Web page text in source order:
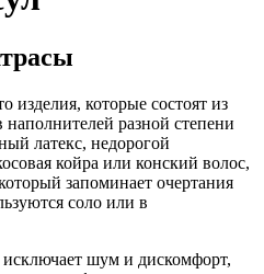
которые состоят из
разной степени
латекс, недорогой
койра или конский волос,
запоминает очертания
соло или в
шум и дискомфорт,